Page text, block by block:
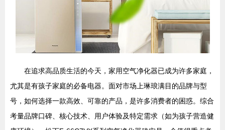
在追求高品质生活的今天，家用空气净化器已成为许多家庭，
尤其是有孩子家庭的必备电器。面对市场上琳琅满目的品牌与型
号，如何选择一款高效、可靠的产品，是许多消费者的困惑。综合
考量品牌口碑、核心技术、用户体验及特定需求（如为孩子营造健